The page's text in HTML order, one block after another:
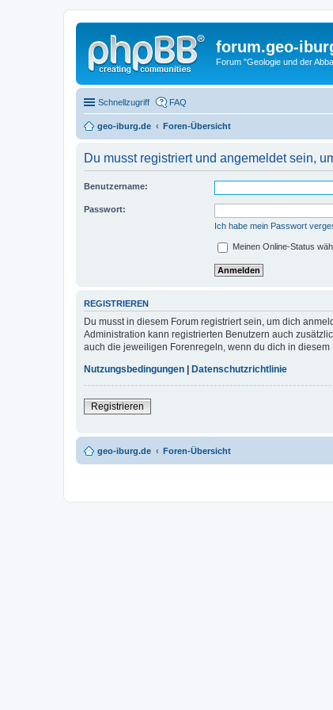
forum.geo-
Forum "Geologie und der
Schnellzugriff FAQ
geo-iburg.de Foren-Übersicht
Du musst registriert und angemeldet sein,
Benutzername:
Passwort:
Ich habe mein Passwort
Meinen Online-Status
REGISTRIEREN
Du musst in diesem Forum registriert sein, um dich
Administration kann registrierten Benutzern auch
auch die jeweiligen Forenregeln, wenn du dich in diesem
Nutzungsbedingungen
Datenschutzrichtlinie
Registrieren
geo-iburg.de Foren-Übersicht